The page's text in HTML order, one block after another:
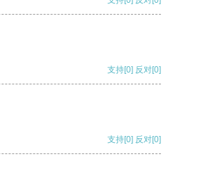
支持[0] 反对[0]
支持[0] 反对[0]